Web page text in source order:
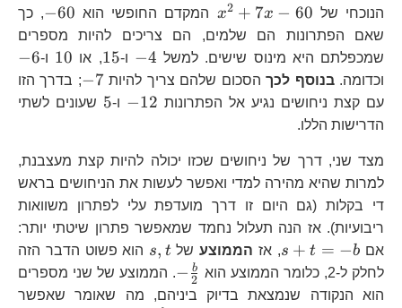
הנוכחי של
x^{2}+7x-
60
x2 + 7x − 60 המקדם החופשי הוא -60
−60
, כך
שאם הפתרונות הם שלמים, הם צריכים להיות מספרים
שמכפלתם היא מינוס שישים. למשל
-4
−4 ו- 15
15, או 10
10 ו- −6
וכדומה.בנוסף לכךהסכום שלהם צריך להיות -7
−7
; בדרך הזו
עם קצת ניחושים נגיע אל הפתרונות
-12
−12 ו- 5
5 שעונים לשתי
הדרישות הללו.
מצד שני, דרך של ניחושים שכזו יכולה להיות קצת מעצבנת,
למרות שהיא מהירה למדי ואפשר לעשות את הניחושים בראש
די בקלות (גם היום זו דרך מועדפת עלי לפתרון משוואות
ריבועיות). אז הנה תעלול נחמד שמאפשר פתרון שיטתי יותר:
אם
s+t=-
b
s + t = −b , אז הממוצעשל s,t
s, t
הוא פשוט הדבר הזה
לחלק ל-2, כלומר הממוצע הוא
-
\frac{b}
− 2
b
. הממוצע של שני מספרים
הוא הנקודה שנמצאת בדיוק ביניהם, מה שאומר שאפשר